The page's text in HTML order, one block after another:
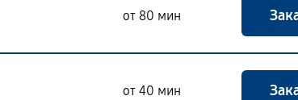
от 80 мин
от 40 мин